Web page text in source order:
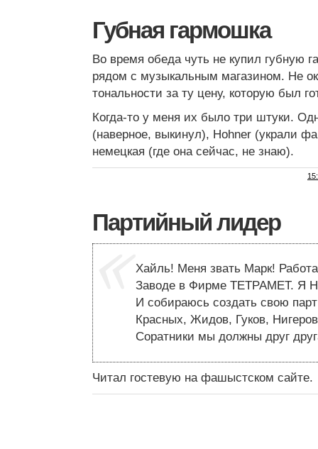
Губная гармошка
Во время обеда чуть не купил губную
рядом с музыкальным магазином. Не
тональности за ту цену, которую был
Когда-то у меня их было три штуки.
(наверное, выкинул), Hohner (украли
немецкая (где она сейчас, не знаю).
Партийный лидер
Хайль! Меня звать Марк!
Заводе в Фирме ТЕТРАМЕТ. Я
И собираюсь создать свою
Красных, Жидов, Гуков,
Соратники мы должны друг
Читал гостевую на фашыстском сайте.